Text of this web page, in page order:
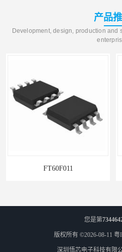
产品
Development, design, production and
FT60F011 单机
您是第
版权所有 ©2026-08-11 粤
深圳悟芯电子科技有限